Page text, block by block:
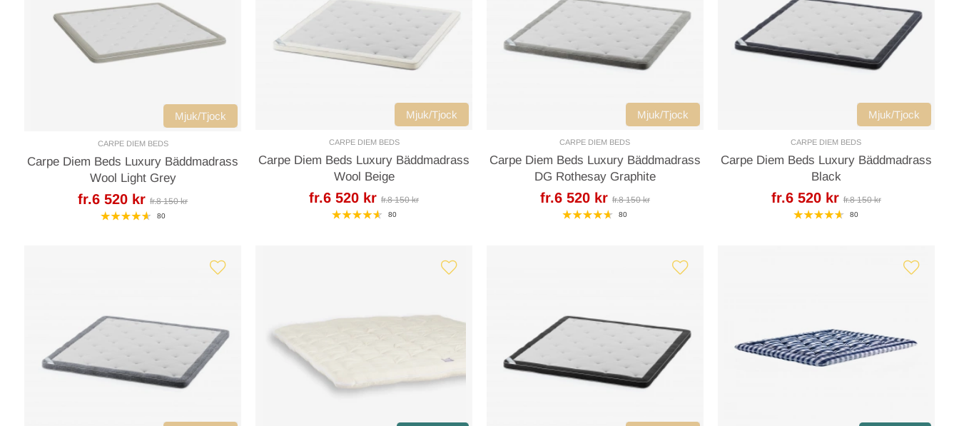
Mjuk/Tjock
CARPE DIEM BEDS
Carpe Diem Beds Luxury Bäddmadrass
Wool Light Grey
fr.6 520 kr fr.8 150 kr
80
Mjuk/Tjock
CARPE DIEM BEDS
Carpe Diem Beds Luxury Bäddmadrass
Wool Beige
fr.6 520 kr fr.8 150 kr
80
Mjuk/Tjock
CARPE DIEM BEDS
Carpe Diem Beds Luxury Bäddmadrass
DG Rothesay Graphite
fr.6 520 kr fr.8 150 kr
80
Mjuk/Tjock
CARPE DIEM BEDS
Carpe Diem Beds Luxury Bäddmadrass
Black
fr.6 520 kr fr.8 150 kr
80